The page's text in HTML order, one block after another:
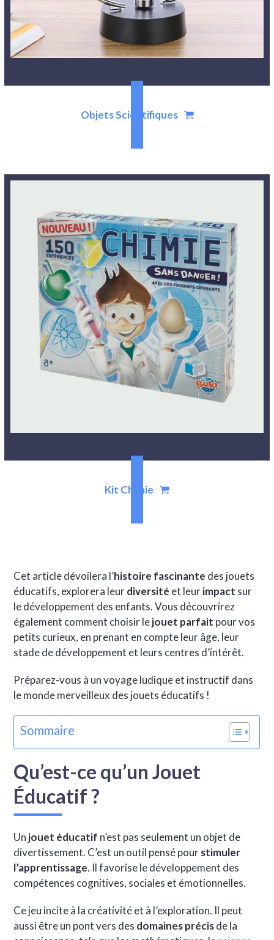
Objets Scientifiques
Kit Chimie
Cet article dévoilera l’histoire fascinante des jouets
éducatifs, explorera leurdiversité et leurimpact sur
le développement des enfants. Vous découvrirez
également comment choisir lejouet parfait pour vos
petits curieux, en prenant en compte leur âge, leur
stade de développement et leurs centres d’intérêt.
Préparez-vous à un voyage ludique et instructif dans
le monde merveilleux des jouets éducatifs !
Sommaire
Qu’est-ce qu’un Jouet
Éducatif ?
Un jouet éducatif n’est pas seulement un objet de
divertissement. C’est un outil pensé pourstimuler
l’apprentissage. Il favorise le développement des
compétences cognitives, sociales et émotionnelles.
Ce jeu incite à la créativité et à l’exploration. Il peut
aussi être un pont vers des domaines précisde la